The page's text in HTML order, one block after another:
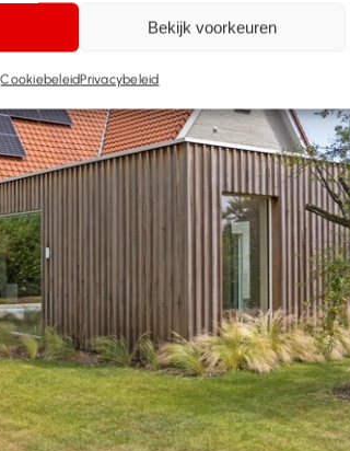
Bekijk voorkeuren
CookiebeleidPrivacybeleid